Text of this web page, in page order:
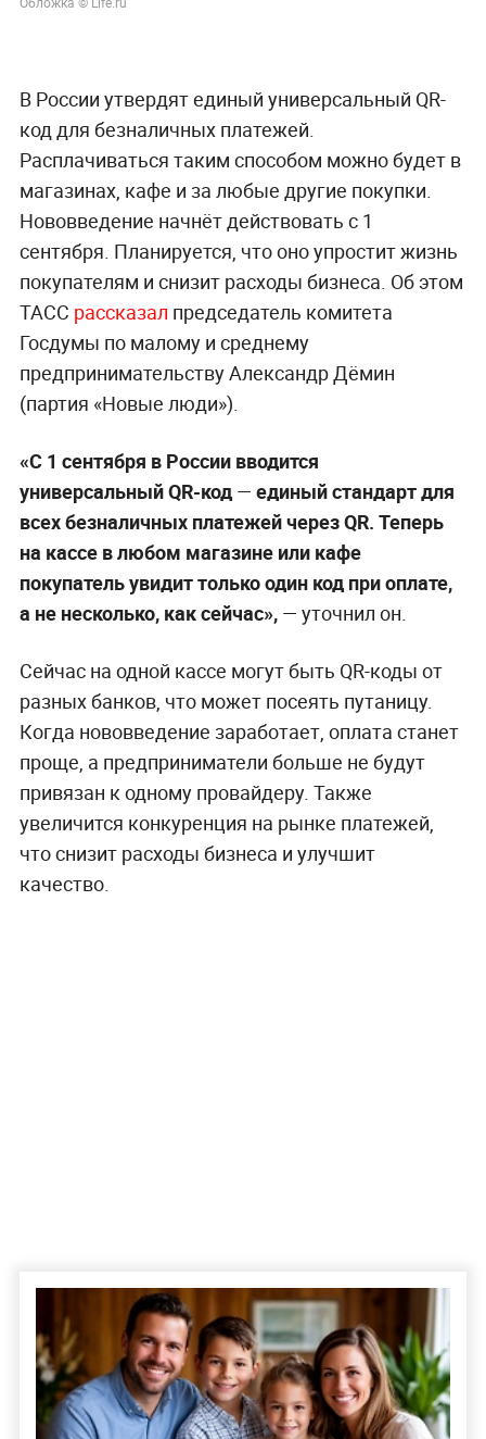
В России утвердят единый универсальный QR-
код для безналичных платежей.
Расплачиваться таким способом можно будет в
магазинах, кафе и за любые другие покупки.
Нововведение начнёт действовать с 1
сентября. Планируется, что оно упростит жизнь
покупателям и снизит расходы бизнеса. Об этом
ТАСС рассказал председатель комитета
Госдумы по малому и среднему
предпринимательству Александр Дёмин
(партия «Новые люди»).
«С 1 сентября в России вводится
универсальный QR-код— единый стандарт для
всех безналичных платежей через QR. Теперь
на кассе в любом магазине или кафе
покупатель увидит только один код при оплате,
а не несколько, как сейчас»,— уточнил он.
Сейчас на одной кассе могут быть QR-коды от
разных банков, что может посеять путаницу.
Когда нововведение заработает, оплата станет
проще, а предприниматели больше не будут
привязан к одному провайдеру. Также
увеличится конкуренция на рынке платежей,
что снизит расходы бизнеса и улучшит
качество.